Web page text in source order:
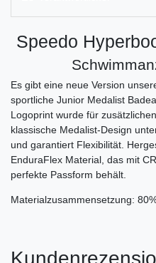
Speedo
Es gibt eine neue Version
sportliche Junior Medalist
Logoprint wurde für
klassische Medalist-Design
und garantiert Flexibilität.
EnduraFlex Material, das mit
perfekte Passform behält.
Materialzusammensetzung: